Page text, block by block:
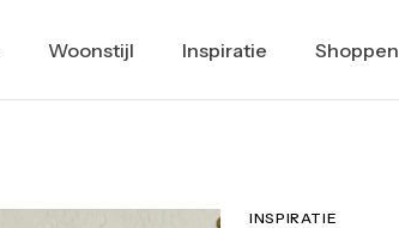
Woonstijl Inspiratie Shoppen
INSPIRATIE